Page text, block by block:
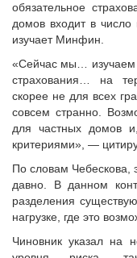
Новости ВАРМСУ
НАСЕЛЕНИЕ И МСУ
Новости ТОС
Лучшие практики
ЮРИДИЧЕСКИЙ
Новости
обязательное
домов входит в
изучает Минфин.
«Сейчас мы… изучаем
страхования… на
скорее не для всех
совсем странно.
для частных домов
критериями», —
По словам Чебескова,
давно. В данном
разделения
нагрузке, где это
Чиновник указал на